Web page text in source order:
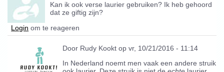
Kan ik ook verse laurier gebruiken? Ik heb gehoord
dat ze giftig zijn?
Login om te reageren
Door Rudy Kookt op vr, 10/21/2016 - 11:14
In Nederland noemt men vaak een andere struik